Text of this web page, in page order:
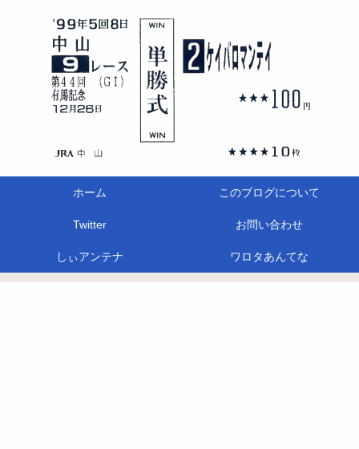
ホーム このブログについて
Twitter お問い合わせ
しぃアンテナ ワロタあんてな